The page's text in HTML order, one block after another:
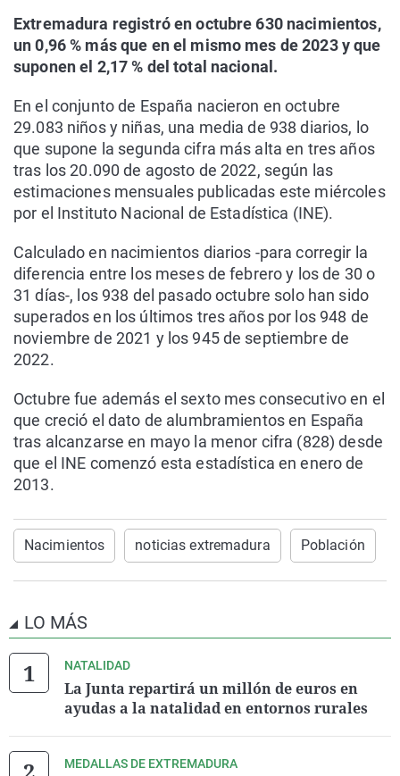
Extremadura registró en octubre 630 nacimientos,
un 0,96 % más que en el mismo mes de 2023 y que
suponen el 2,17 % del total nacional.
En el conjunto de España nacieron en octubre
29.083 niños y niñas, una media de 938 diarios, lo
que supone la segunda cifra más alta en tres años
tras los 20.090 de agosto de 2022, según las
estimaciones mensuales publicadas este miércoles
por el Instituto Nacional de Estadística (INE).
Calculado en nacimientos diarios -para corregir la
diferencia entre los meses de febrero y los de 30 o
31 días-, los 938 del pasado octubre solo han sido
superados en los últimos tres años por los 948 de
noviembre de 2021 y los 945 de septiembre de
2022.
Octubre fue además el sexto mes consecutivo en el
que creció el dato de alumbramientos en España
tras alcanzarse en mayo la menor cifra (828) desde
que el INE comenzó esta estadística en enero de
2013.
Nacimientos noticias extremadura Población
LO MÁS
NATALIDAD
La Junta repartirá un millón de euros en
ayudas a la natalidad en entornos rurales
MEDALLAS DE EXTREMADURA